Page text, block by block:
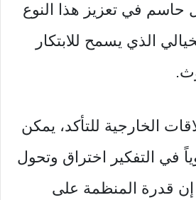
حاسم في تعزيز هذا النوع
الذي يسمح للابتكار
الخارجية للتأكد، يمكن
في التفكير اختراق وتحول
إن قدرة المنظمة على